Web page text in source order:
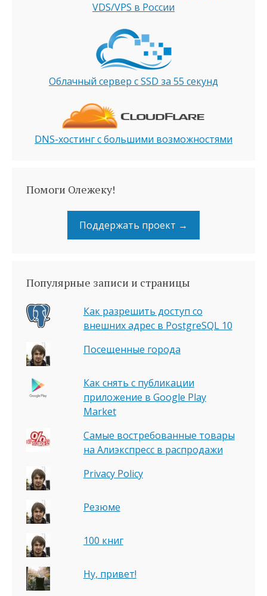
VDS/VPS в России
Облачный сервер с SSD за 55 секунд
DNS-хостинг с большими возможностями
Помоги Олежеку!
Поддержать проект →
Популярные записи и страницы
Как разрешить доступ со
внешних адрес в PostgreSQL 10
Посещенные города
Как снять с публикации
приложение в Google Play
Market
Самые востребованные товары
на Алиэкспресс в распродажи
Privacy Policy
Резюме
100 книг
Ну, привет!